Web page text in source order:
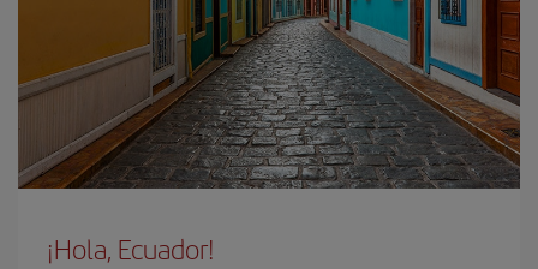
¡Hola, Ecuador!